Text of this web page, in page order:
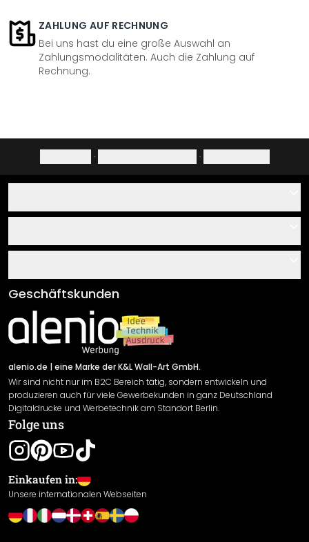
ZAHLUNG AUF RECHNUNG
Bei uns hast du eine große Auswahl an
Zahlungsmodalitäten. Auch die Zahlung auf
Rechnung.
· ·
Über uns
Klebe- und Montageanleitungen
Newsletter An-/Abmeldung
Sendungsverfolgung
AGB
Impressum
Versand & Zahlung
Rücksendung
Widerrufsrecht
Datenschutzerklärung
Gewährleistung
Leistungserklärung / CE-Zeichen
Cookie Einstellungen
Geschäftskunden
alenio.de | eine Marke der K&L Wall-Art GmbH.
Wir sind nicht nur im B2C Bereich tätig, sondern entwickeln und
produzieren auch für viele Gewerbekunden in ganz Deutschland
Digitaldrucke und Werbetechnik am Standort Berlin.
Folge uns
Einkaufen in:
Unsere internationalen Webseiten